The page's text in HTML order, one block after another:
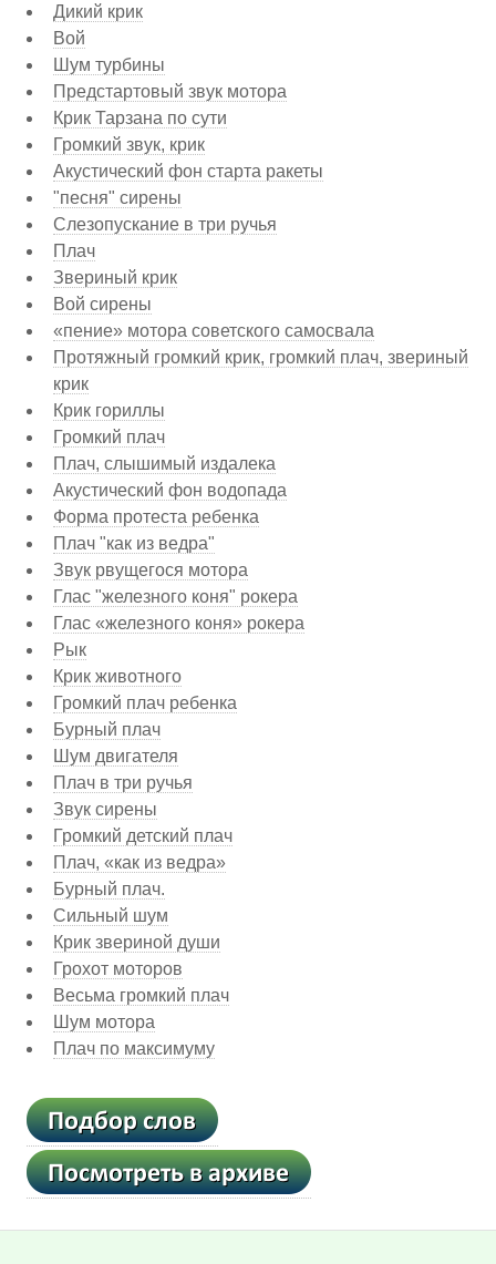
Дикий крик
Вой
Шум турбины
Предстартовый звук мотора
Крик Тарзана по сути
Громкий звук, крик
Акустический фон старта ракеты
"песня" сирены
Слезопускание в три ручья
Плач
Звериный крик
Вой сирены
«пение» мотора советского самосвала
Протяжный громкий крик, громкий плач, звериный
крик
Крик гориллы
Громкий плач
Плач, слышимый издалека
Акустический фон водопада
Форма протеста ребенка
Плач "как из ведра"
Звук рвущегося мотора
Глас "железного коня" рокера
Глас «железного коня» рокера
Рык
Крик животного
Громкий плач ребенка
Бурный плач
Шум двигателя
Плач в три ручья
Звук сирены
Громкий детский плач
Плач, «как из ведра»
Бурный плач.
Сильный шум
Крик звериной души
Грохот моторов
Весьма громкий плач
Шум мотора
Плач по максимуму